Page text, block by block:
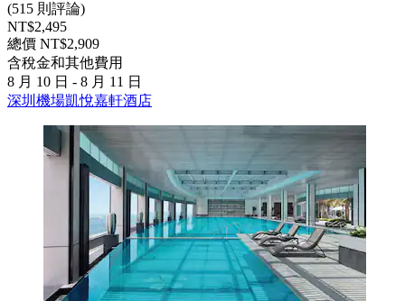
(515 則評論)
NT$2,495
總價 NT$2,909
含稅金和其他費用
8 月 10 日 - 8 月 11 日
深圳機場凱悅嘉軒酒店